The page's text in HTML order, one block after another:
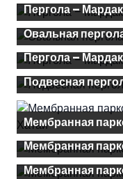
Пергола –
Овальная
Пергола –
Подвесная
Мембранная
Мембранная